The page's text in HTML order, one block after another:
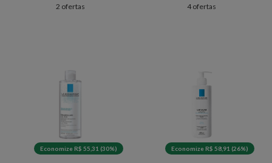
2 ofertas 4 ofertas
Economize R$ 55,31 (30%) Economize R$ 58,91 (26%)